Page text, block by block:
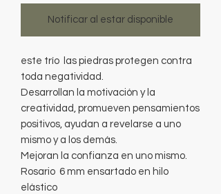
Notificar al estar disponible
este trío las piedras protegen contra
toda negatividad.
Desarrollan la motivación y la
creatividad, promueven pensamientos
positivos, ayudan a revelarse a uno
mismo y a los demás.
Mejoran la confianza en uno mismo.
Rosario 6 mm ensartado en hilo
elástico